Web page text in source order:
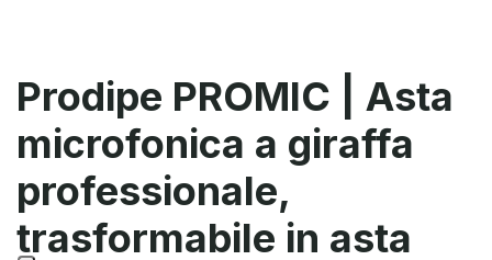
Prodipe PROMIC | Asta
microfonica a giraffa
professionale,
trasformabile in asta